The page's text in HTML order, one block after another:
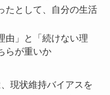
たとして、自分の生活
由」と「続けない理
らが重いか
現状維持バイアスを